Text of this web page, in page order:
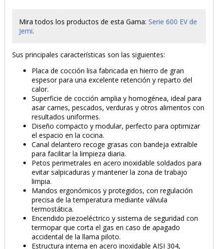
Mira todos los productos de esta Gama:Serie 600 EV de
Jemi.
Sus principales características son las siguientes:
Placa de cocción lisa fabricada en hierro de gran
espesor para una excelente retención y reparto del
calor.
Superficie de cocción amplia y homogénea, ideal para
asar carnes, pescados, verduras y otros alimentos con
resultados uniformes.
Diseño compacto y modular, perfecto para optimizar
el espacio en la cocina.
Canal delantero recoge grasas con bandeja extraíble
para facilitar la limpieza diaria.
Petos perimetrales en acero inoxidable soldados para
evitar salpicaduras y mantener la zona de trabajo
limpia.
Mandos ergonómicos y protegidos, con regulación
precisa de la temperatura mediante válvula
termostática.
Encendido piezoeléctrico y sistema de seguridad con
termopar que corta el gas en caso de apagado
accidental de la llama piloto.
Estructura interna en acero inoxidable AISI 304,